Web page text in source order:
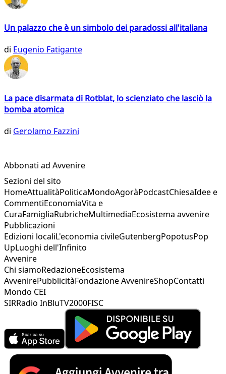
Un palazzo che è un simbolo dei paradossi all'italiana
di Eugenio Fatigante
La pace disarmata di Rotblat, lo scienziato che lasciò la
bomba atomica
di Gerolamo Fazzini
Abbonati ad Avvenire
Sezioni del sito
HomeAttualitàPoliticaMondoAgoràPodcastChiesaIdee e
CommentiEconomiaVita e
CuraFamigliaRubricheMultimediaEcosistema avvenire
Pubblicazioni
Edizioni localiL'economia civileGutenbergPopotusPop
UpLuoghi dell'Infinito
Avvenire
Chi siamoRedazioneEcosistema
AvvenirePubblicitàFondazione AvvenireShopContatti
Mondo CEI
SIRRadio InBluTV2000FISC